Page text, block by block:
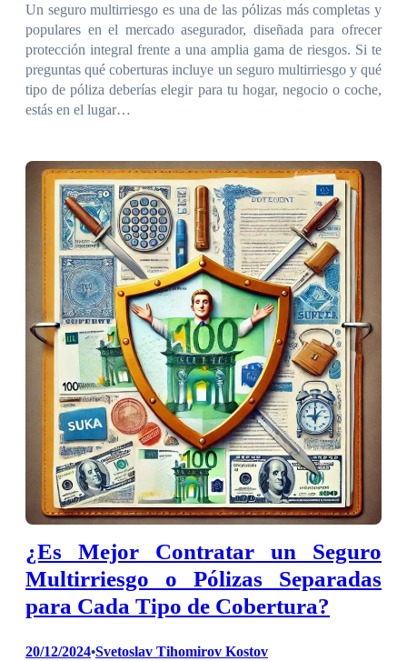
Un seguro multirriesgo es una de las pólizas más completas y
populares en el mercado asegurador, diseñada para ofrecer
protección integral frente a una amplia gama de riesgos. Si te
preguntas qué coberturas incluye un seguro multirriesgo y qué
tipo de póliza deberías elegir para tu hogar, negocio o coche,
estás en el lugar…
¿Es Mejor Contratar un Seguro
Multirriesgo o Pólizas Separadas
para Cada Tipo de Cobertura?
20/12/2024•Svetoslav Tihomirov Kostov